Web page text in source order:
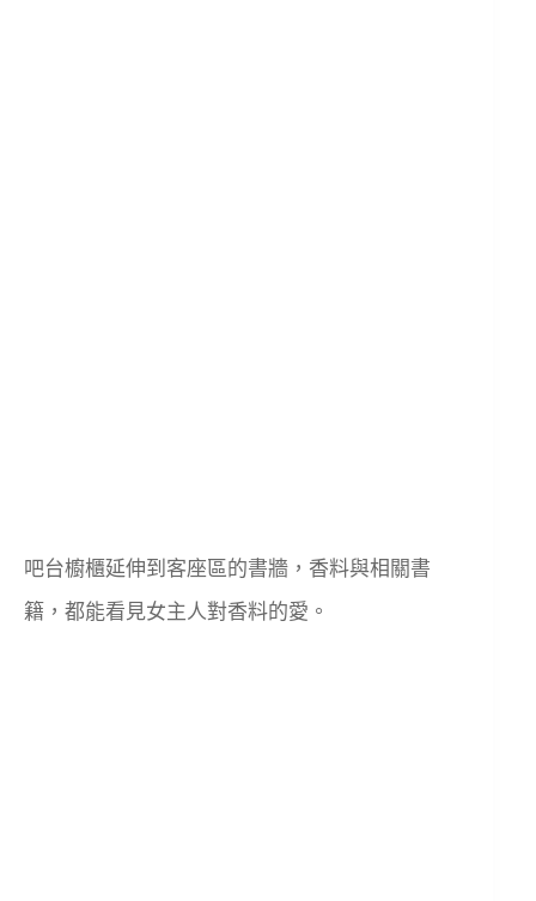
吧台櫥櫃延伸到客座區的書牆，香料與相關書
籍，都能看見女主人對香料的愛。